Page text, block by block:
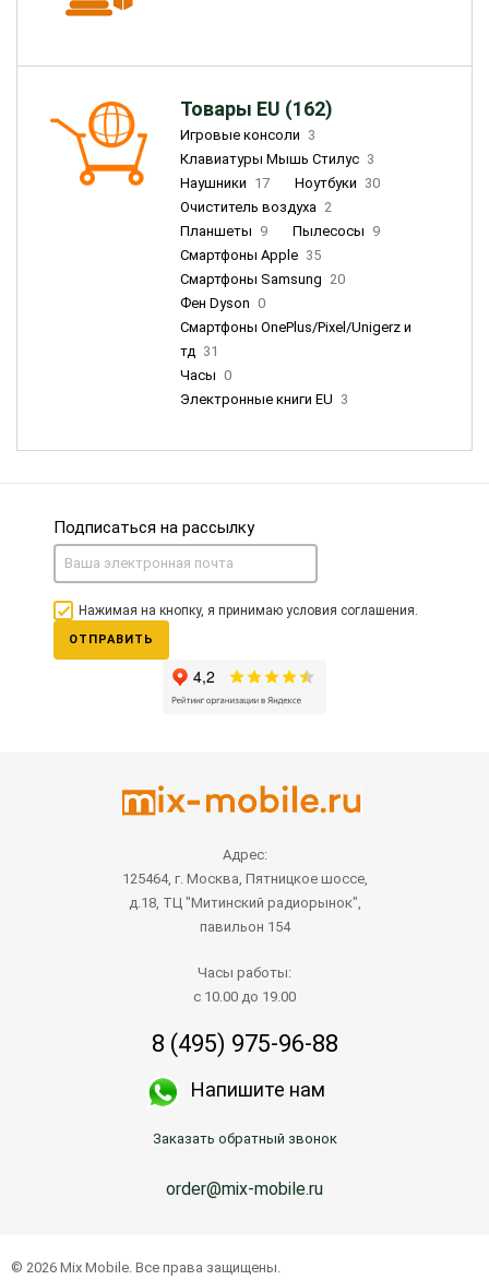
Товары EU (162)
Игровые консоли 3
Клавиатуры Мышь Стилус 3
Наушники 17 Ноутбуки 30
Очиститель воздуха 2
Планшеты 9 Пылесосы 9
Смартфоны Apple 35
Смартфоны Samsung 20
Фен Dyson 0
Смартфоны OnePlus/Pixel/Unigerz и
тд 31
Часы 0
Электронные книги EU 3
Подписаться на рассылку
Нажимая на кнопку, я принимаю условия соглашения.
ОТПРАВИТЬ
Адрес:
125464, г. Москва, Пятницкое шоссе,
д.18, ТЦ "Митинский радиорынок",
павильон 154
Часы работы:
с 10.00 до 19.00
8 (495) 975-96-88
Напишите нам
Заказать обратный звонок
order@mix-mobile.ru
© 2026 Mix Mobile. Все права защищены.